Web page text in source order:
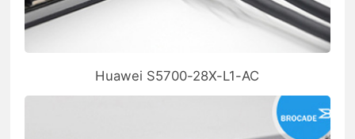
Huawei S5700-28X-L1-AC